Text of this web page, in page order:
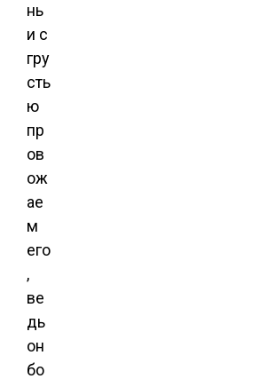
нь
и с
гру
сть
ю
пр
ов
ож
ае
м
его
,
ве
дь
он
бо